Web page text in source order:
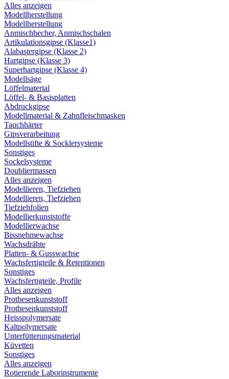
Alles anzeigen
Modellherstellung
Modellherstellung
Anmischbecher, Anmischschalen
Artikulationsgipse (Klasse1)
Alabastergipse (Klasse 2)
Hartgipse (Klasse 3)
Superhartgipse (Klasse 4)
Modellsäge
Löffelmaterial
Löffel- & Basisplatten
Abdruckgipse
Modellmaterial & Zahnfleischmasken
Tauchhärter
Gipsverarbeitung
Modellstifte & Socklersysteme
Sonstiges
Sockelsysteme
Doubliermassen
Alles anzeigen
Modellieren, Tiefziehen
Modellieren, Tiefziehen
Tiefziehfolien
Modellierkunststoffe
Modellierwachse
Bissnehmewachse
Wachsdrähte
Platten- & Gusswachse
Wachsfertigteile & Retentionen
Sonstiges
Wachsfertigteile, Profile
Alles anzeigen
Prothesenkunststoff
Prothesenkunststoff
Heisspolymersate
Kaltpolymersate
Unterfütterungsmaterial
Küvetten
Sonstiges
Alles anzeigen
Rotierende Laborinstrumente